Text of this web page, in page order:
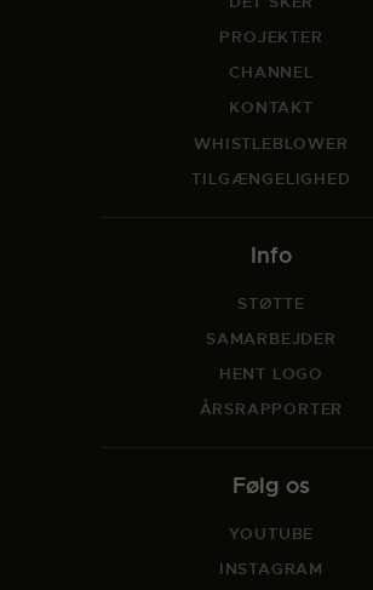
PROJEKTER
CHANNEL
KONTAKT
WHISTLEBLOWER
TILGÆNGELIGHED
Info
STØTTE
SAMARBEJDER
HENT LOGO
ÅRSRAPPORTER
Følg os
YOUTUBE
INSTAGRAM